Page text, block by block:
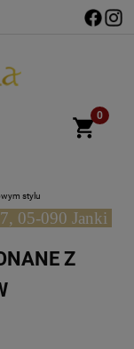
stylu
05-090 Janki
Z